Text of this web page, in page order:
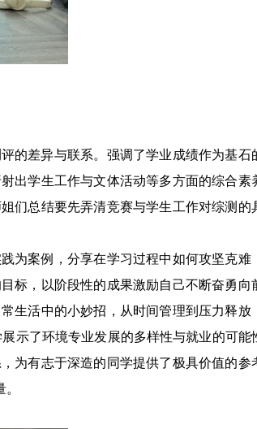
的差异与联系。强调了学业成绩作为基石
出学生工作与文体活动等多方面的综合素
们总结要先弄清竞赛与学生工作对综测的
为案例，分享在学习过程中如何攻坚克难
标，以阶段性的成果激励自己不断奋勇向
生活中的小妙招，从时间管理到压力释放
示了环境专业发展的多样性与就业的可能
为有志于深造的同学提供了极具价值的参